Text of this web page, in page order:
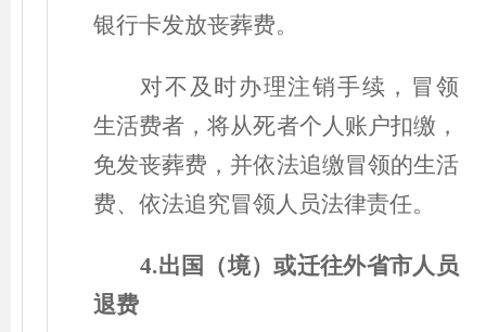
银行卡发放丧葬费。
对不及时办理注销手续，冒领
生活费者，将从死者个人账户扣缴，
免发丧葬费，并依法追缴冒领的生活
费、依法追究冒领人员法律责任。
4.出国 （境）或迁往外省市人员
退费